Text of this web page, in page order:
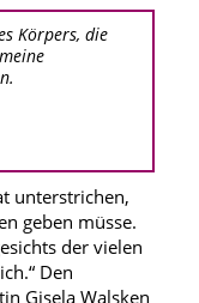
Körpers, die
unterstrichen,
geben müsse.
der vielen
Den
Gisela Walsken